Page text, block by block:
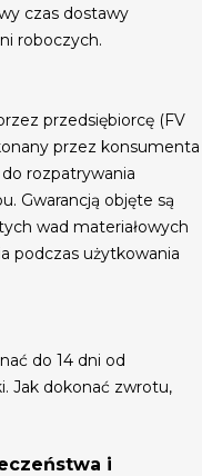
czas dostawy
roboczych.
przedsiębiorcę (FV
przez konsumenta
rozpatrywania
Gwarancją objęte są
wad materiałowych
podczas użytkowania
do 14 dni od
Jak dokonać zwrotu,
i